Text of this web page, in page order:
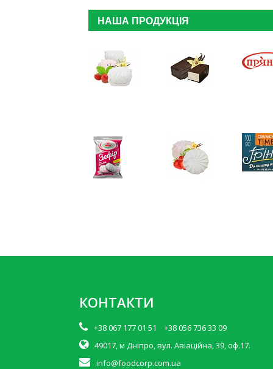
НАША ПРОДУКЦІЯ
КОНТАКТИ
+38 067 177 01 51 +38 056 736 33 09
49017, м Дніпро, вул. Авіаційна, 39, оф.17.
info@foodcorp.com.ua